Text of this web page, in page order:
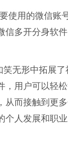
使用的微信账
信多开分身软
笑无形中拓展了
，用户可以轻
从而接触到更
个人发展和职